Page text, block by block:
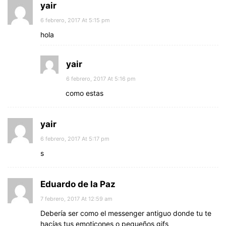
yair
6 febrero, 2017 At 5:15 pm
hola
yair
6 febrero, 2017 At 5:16 pm
como estas
yair
6 febrero, 2017 At 5:17 pm
s
Eduardo de la Paz
7 febrero, 2017 At 12:59 am
Debería ser como el messenger antiguo donde tu te
hacías tus emoticones o pequeños gifs